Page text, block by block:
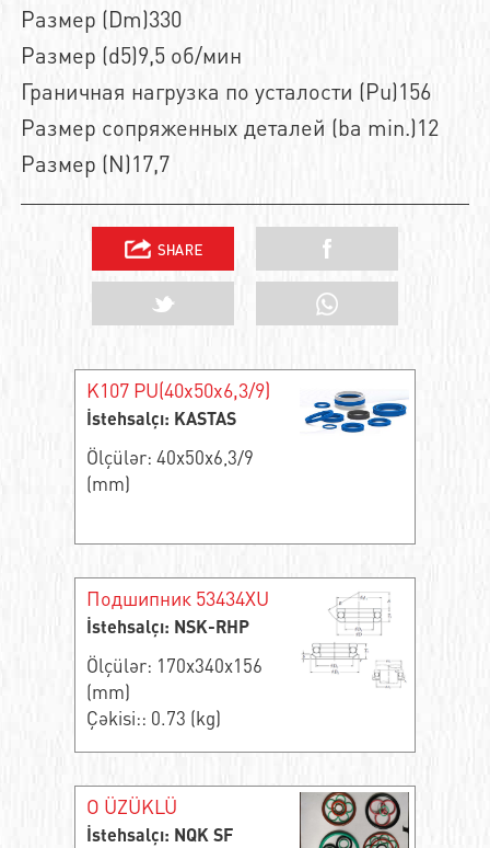
Размер (Dm)330
Размер (d5)9,5 об/мин
Граничная нагрузка по усталости (Pu)156
Размер сопряженных деталей (ba min.)12
Размер (N)17,7
K107 PU(40x50x6,3/9)
İstehsalçı: KASTAS
Ölçülər: 40x50x6,3/9
(mm)
Подшипник 53434XU
İstehsalçı: NSK-RHP
Ölçülər: 170x340x156
(mm)
Çəkisi:: 0.73 (kg)
O ÜZÜKLÜ
İstehsalçı: NQK SF